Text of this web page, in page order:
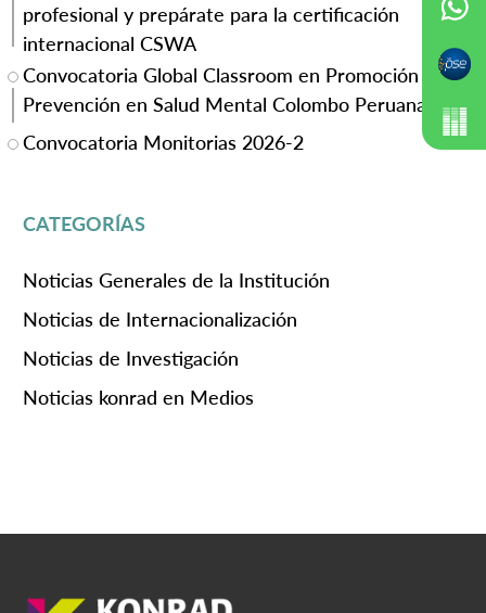
profesional y prepárate para la certificación
internacional CSWA
Convocatoria Global Classroom en Promoción y
Prevención en Salud Mental Colombo Peruana
Convocatoria Monitorias 2026-2
CATEGORÍAS
Noticias Generales de la Institución
Noticias de Internacionalización
Noticias de Investigación
Noticias konrad en Medios